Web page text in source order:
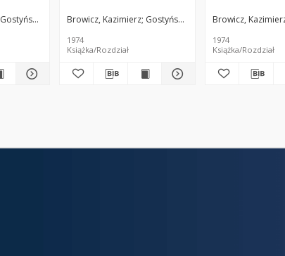
Gostyńska-Jakuszewska, Maria
Browicz, Kazimierz Gostyńska-Jakuszewska, Maria
1974
Książka/Rozdział
Browicz,
1974
Książka/Rozdział